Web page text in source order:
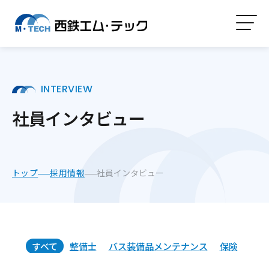
INTERVIEW
社員インタビュー
トップ 採用情報 社員インタビュー
すべて 整備士 バス装備品メンテナンス 保険